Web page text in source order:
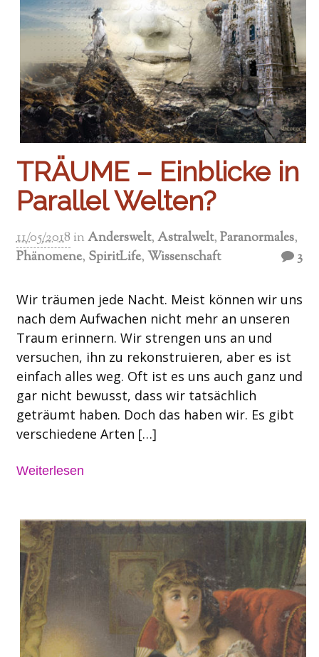
TRÄUME – Einblicke in
Parallel Welten?
11/05/2018 inAnderswelt,Astralwelt,Paranormales,
Phänomene, SpiritLife,Wissenschaft 3
Wir träumen jede Nacht. Meist können wir uns
nach dem Aufwachen nicht mehr an unseren
Traum erinnern. Wir strengen uns an und
versuchen, ihn zu rekonstruieren, aber es ist
einfach alles weg. Oft ist es uns auch ganz und
gar nicht bewusst, dass wir tatsächlich
geträumt haben. Doch das haben wir. Es gibt
verschiedene Arten […]
Weiterlesen